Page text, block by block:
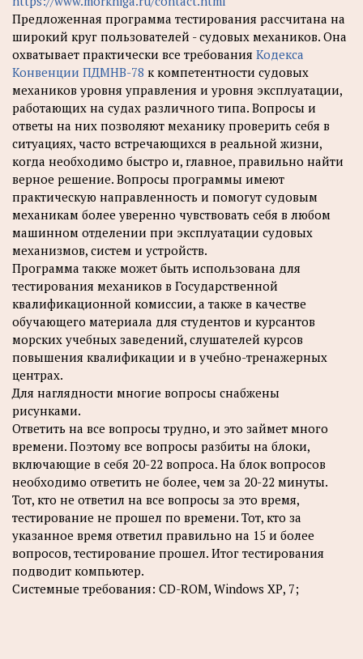
Предложенная программа тестирования рассчитана на
широкий круг пользователей - судовых механиков. Она
охватывает практически все требования Кодекса
Конвенции ПДМНВ-78 к компетентности судовых
механиков уровня управления и уровня эксплуатации,
работающих на судах различного типа. Вопросы и
ответы на них позволяют механику проверить себя в
ситуациях, часто встречающихся в реальной жизни,
когда необходимо быстро и, главное, правильно найти
верное решение. Вопросы программы имеют
практическую направленность и помогут судовым
механикам более уверенно чувствовать себя в любом
машинном отделении при эксплуатации судовых
механизмов, систем и устройств.
Программа также может быть использована для
тестирования механиков в Государственной
квалификационной комиссии, а также в качестве
обучающего материала для студентов и курсантов
морских учебных заведений, слушателей курсов
повышения квалификации и в учебно-тренажерных
центрах.
Для наглядности многие вопросы снабжены
рисунками.
Ответить на все вопросы трудно, и это займет много
времени. Поэтому все вопросы разбиты на блоки,
включающие в себя 20-22 вопроса. На блок вопросов
необходимо ответить не более, чем за 20-22 минуты.
Тот, кто не ответил на все вопросы за это время,
тестирование не прошел по времени. Тот, кто за
указанное время ответил правильно на 15 и более
вопросов, тестирование прошел. Итог тестирования
подводит компьютер.
Системные требования: CD-ROM, Windows XP, 7;